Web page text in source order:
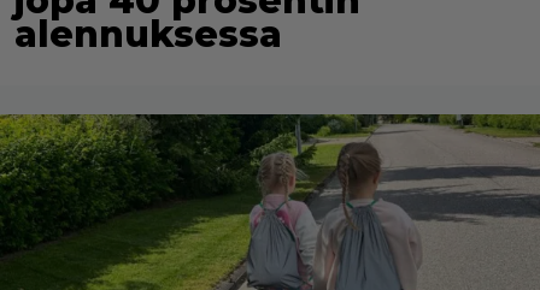
alennuksessa